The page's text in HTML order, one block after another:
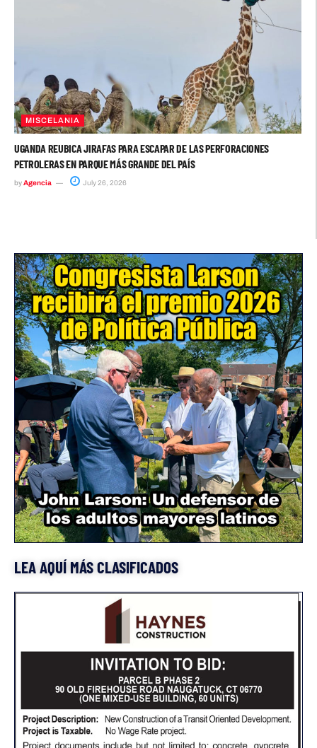
MISCELANIA
UGANDA REUBICA JIRAFAS PARA ESCAPAR DE LAS PERFORACIONES
PETROLERAS EN PARQUE MÁS GRANDE DEL PAÍS
byAgencia July 26, 2026
LEA AQUÍ MÁS CLASIFICADOS